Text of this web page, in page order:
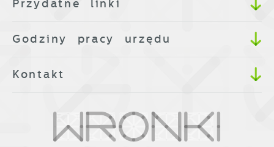
Przydatne linki
Godziny pracy urzędu
Kontakt